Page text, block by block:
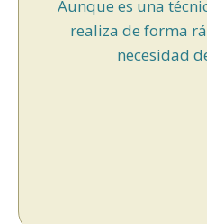
Aunque es una
realiza de forma
necesidad